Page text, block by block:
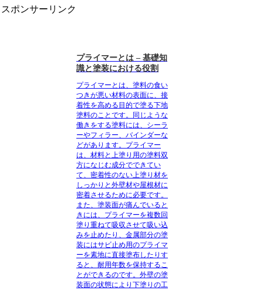
スポンサーリンク
プライマーとは – 基礎知
識と塗装における役割
プライマーとは、 塗料の食い
つきが悪い材料の表面に、接
着性を高める目的で塗る下地
塗料のことです。同じような
働きをする塗料には、シーラ
ーやフィラー、バインダーな
どがあります。プライマー
は、材料と上塗り用の塗料双
方になじむ成分でできてい
て、密着性のない上塗り材を
しっかりと外壁材や屋根材に
密着させるために必要です。
また、塗装面が痛んでいると
きには、プライマーを複数回
塗り重ねて吸収させて吸い込
みを止めたり、金属部分の塗
装にはサビ止め用のプライマ
ーを素地に直接塗布したりす
ると、耐用年数を保持するこ
とができるのです。外壁の塗
装面の状態により下塗りの工